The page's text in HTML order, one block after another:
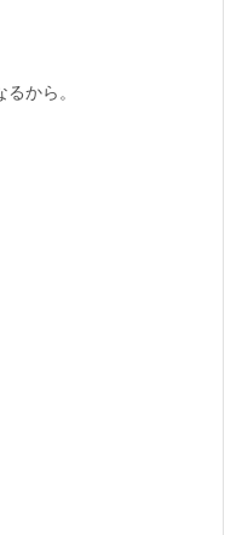
から。